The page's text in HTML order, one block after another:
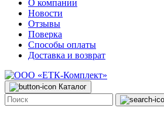
О компании
Новости
Отзывы
Поверка
Способы оплаты
Доставка и возврат
Каталог